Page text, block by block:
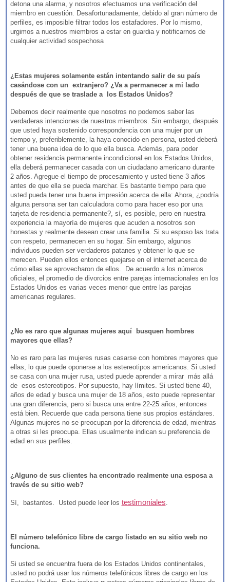
detona una alarma, y nosotros efectuamos una verificación del
miembro en cuestión. Desafortunadamente, debido al gran número de
perfiles, es imposible filtrar todos los estafadores. Por lo mismo,
urgimos a nuestros miembros a estar en guardia y notificarnos de
cualquier actividad sospechosa
¿Estas mujeres solamente están intentando salir de su país
casándose con un extranjero? ¿Va a permanecer a mi lado
después de que se traslade a los Estados Unidos?
Debemos decir realmente que nosotros no podemos saber las
verdaderas intenciones de nuestros miembros. Sin embargo, después
que usted haya sostenido correspondencia con una mujer por un
tiempo y, preferiblemente, la haya conocido en persona, usted deberá
tener una buena idea de lo que ella busca. Además, para poder
obtener residencia permanente incondicional en los Estados Unidos,
ella deberá permanecer casada con un ciudadano americano durante
2 años. Agregue el tiempo de procesamiento y usted tiene 3 años
antes de que ella se pueda marchar. Es bastante tiempo para que
usted pueda tener una buena impresión acerca de ella: Ahora, ¿podría
alguna persona ser tan calculadora como para hacer eso por una
tarjeta de residencia permanente?, sí, es posible, pero en nuestra
experiencia la mayoría de mujeres que acuden a nosotros son
honestas y realmente desean crear una familia. Si su esposo las trata
con respeto, permanecen en su hogar. Sin embargo, algunos
individuos pueden ser verdaderos patanes y obtener lo que se
merecen. Pueden ellos entonces quejarse en el internet acerca de
cómo ellas se aprovecharon de ellos. De acuerdo a los números
oficiales, el promedio de divorcios entre parejas internacionales en los
Estados Unidos es varias veces menor que entre las parejas
americanas regulares.
¿No es raro que algunas mujeres aquí busquen hombres
mayores que ellas?
No es raro para las mujeres rusas casarse con hombres mayores que
ellas, lo que puede oponerse a los estereotipos americanos. Si usted
se casa con una mujer rusa, usted puede aprender a mirar más allá
de esos estereotipos. Por supuesto, hay límites. Si usted tiene 40,
años de edad y busca una mujer de 18 años, esto puede representar
una gran diferencia, pero si busca una entre 22-25 años, entonces
está bien. Recuerde que cada persona tiene sus propios estándares.
Algunas mujeres no se preocupan por la diferencia de edad, mientras
a otras si les preocupa. Ellas usualmente indican su preferencia de
edad en sus perfiles.
¿Alguno de sus clientes ha encontrado realmente una esposa a
través de su sitio web?
Sí, bastantes. Usted puede leer los testimoniales.
El número telefónico libre de cargo listado en su sitio web no
funciona.
Si usted se encuentra fuera de los Estados Unidos continentales,
usted no podrá usar los números telefónicos libres de cargo en los